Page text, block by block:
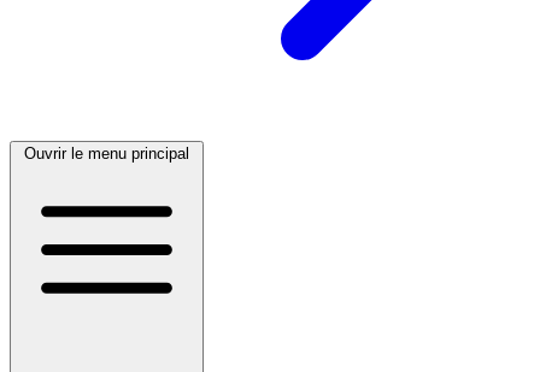
Ouvrir le menu principal